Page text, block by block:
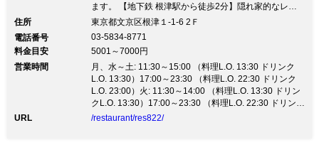
ます。 【地下鉄 根津駅から徒歩2分】隠れ家的なレス
トラン ソムリエがお料理、お好みに合わせてワインを
しております。 駅から徒歩2分の隠れ家のようなレスト
ラン≪NEZU≫。 多彩なワインと共に本格的なフレンチ
を味わえます。 ■3,000円（税抜）コース ┣16品目野菜
のサラダ ┣シェフの気まぐれオードブル バリエーショ
ン 5品 ┣フレッシュムール貝のさくらんぼリキュール
蒸し 南仏風 ┣浅葱のジェノベーゼを乗せて焼いた牛ハ
ラミのグリル ┣さくらんぼリキュール蒸しのスープを
住所
東京都文京区根津１-1-6 2Ｆ
電話番号
03-5834-8771
料金目安
5001～7000円
営業時間
月、水～土: 11:30～15:00 （料理L.O. 13:30 ドリンク
L.O. 13:30）17:00～23:30 （料理L.O. 22:30 ドリンク
L.O. 23:00）火: 11:30～14:00 （料理L.O. 13:30 ドリン
クL.O. 13:30）17:00～23:30 （料理L.O. 22:30 ドリンク
L.O. 23:00）祝前日: 11:30～13:30 （料理L.O. 13:30 ド
URL /restaurant/res822/